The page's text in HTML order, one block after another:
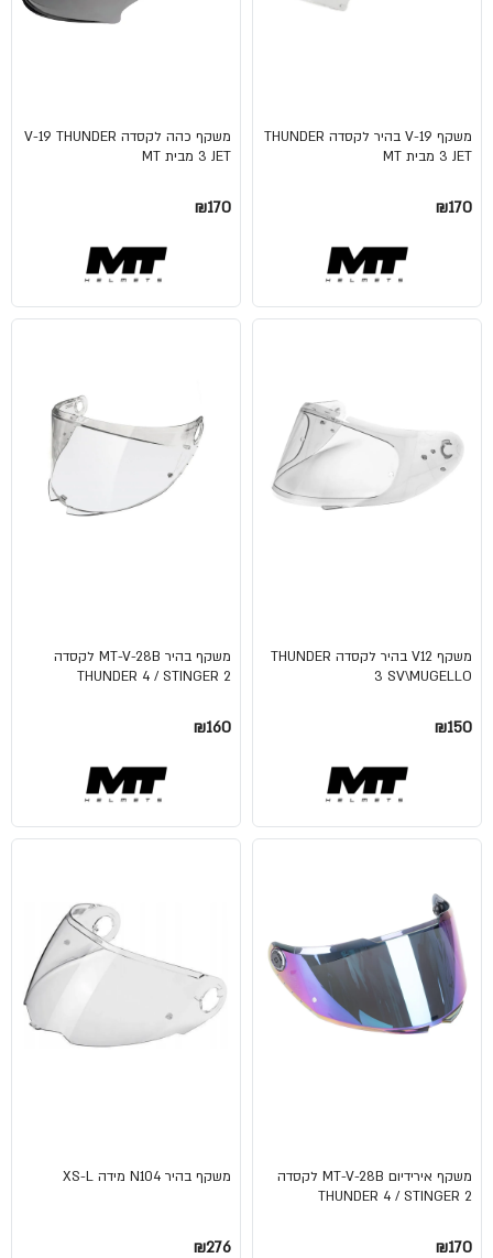
משקף V-19 בהיר לקסדה THUNDER
3 JET מבית MT
₪170
משקף כהה לקסדה V-19 THUNDER
3 JET מבית MT
₪170
משקף V12 בהיר לקסדה THUNDER
3 SV\MUGELLO
₪150
משקף בהיר MT-V-28B לקסדה
THUNDER 4 / STINGER 2
₪160
משקף אירידיום MT-V-28B לקסדה
THUNDER 4 / STINGER 2
₪170
משקף בהיר N104 מידה XS-L
₪276